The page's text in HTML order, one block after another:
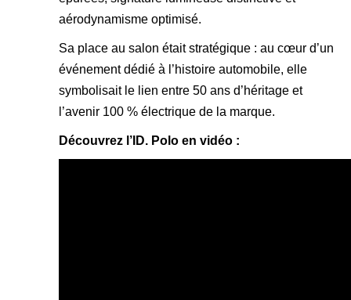
aérodynamisme optimisé.
Sa place au salon était stratégique : au cœur d’un
événement dédié à l’histoire automobile, elle
symbolisait le lien entre 50 ans d’héritage et
l’avenir 100 % électrique de la marque.
Découvrez l’ID. Polo en vidéo :